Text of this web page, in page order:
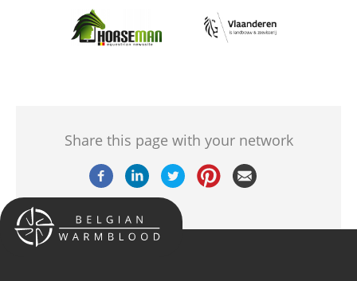
Afbeelding Afbeelding
Share this page with your network